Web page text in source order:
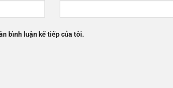
bình luận kế tiếp của tôi.